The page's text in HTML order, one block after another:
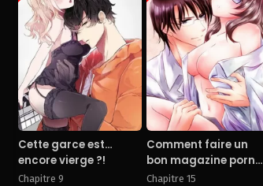
Cette garce est…
encore vierge ?!
Chapitre 9
Comment faire un
bon magazine porno
?
Chapitre 15